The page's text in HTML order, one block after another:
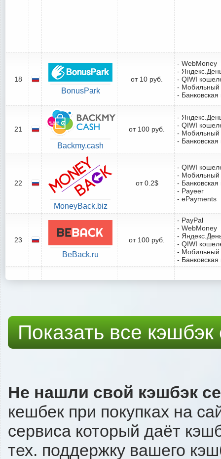
18
BonusPark
от 10 руб.
- WebMoney
-
- QIWI
- Мобильный
-
21
Backmy.cash
от 100 руб.
-
- QIWI
- Мобильный
-
22
MoneyBack.biz
от 0.2$
- QIWI
- Мобильный
-
- Payeer
- ePayments
23
BeBack.ru
от 100 руб.
- PayPal
- WebMoney
-
- QIWI
- Мобильный
-
Показать все
Не нашли свой кэшбэк
кешбек при покупках на
сервиса который даёт
тех. поддержку вашего